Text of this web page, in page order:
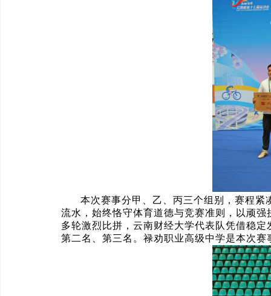
本次赛事分甲、乙、丙三个组别，赛程
流水，始终恪守体育道德与竞赛准则，以顽
多轮激烈比拼，云南财经大学代表队凭借稳
第二名、第三名。禄劝职业高级中学是本次